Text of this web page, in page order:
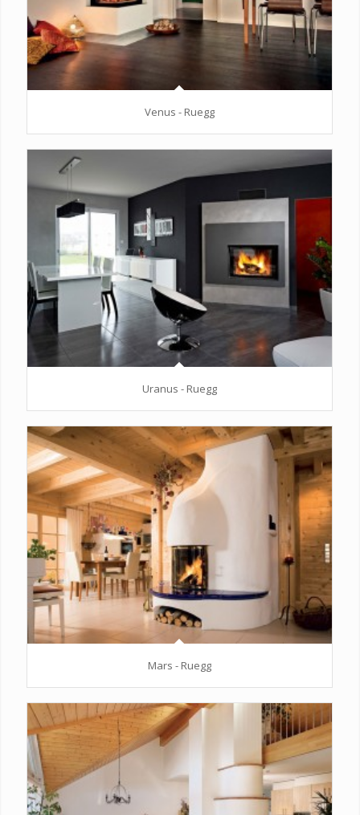
Venus - Ruegg
Uranus - Ruegg
Mars - Ruegg